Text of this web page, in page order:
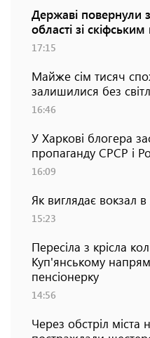
Державі повернули
області зі
17:15
Майже сім тисяч
залишилися без
16:46
У Харкові блогера
пропаганду СРСР і
16:09
Як виглядає вокзал в
15:23
Пересіла з крісла
Куп'янському
пенсіонерку
14:56
Через обстріл міста